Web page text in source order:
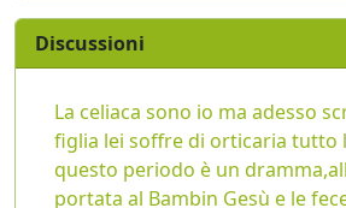
Discussioni
La celiaca sono io ma adesso
figlia lei soffre di orticaria tutto
questo periodo è un
portata al Bambin Gesù e le